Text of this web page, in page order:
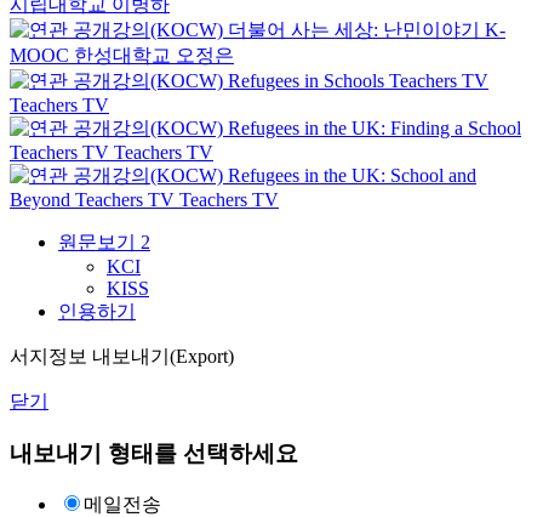
시립대학교 이병하
더불어 사는 세상: 난민이야기
K-
MOOC 한성대학교 오정은
Refugees in Schools Teachers TV
Teachers TV
Refugees in the UK: Finding a School
Teachers TV Teachers TV
Refugees in the UK: School and
Beyond Teachers TV Teachers TV
원문보기 2
KCI
KISS
인용하기
서지정보 내보내기(Export)
닫기
내보내기 형태를 선택하세요
메일전송